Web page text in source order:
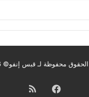
محفوظة لـ قبس إنفو© 2026
فيسبوكملخص